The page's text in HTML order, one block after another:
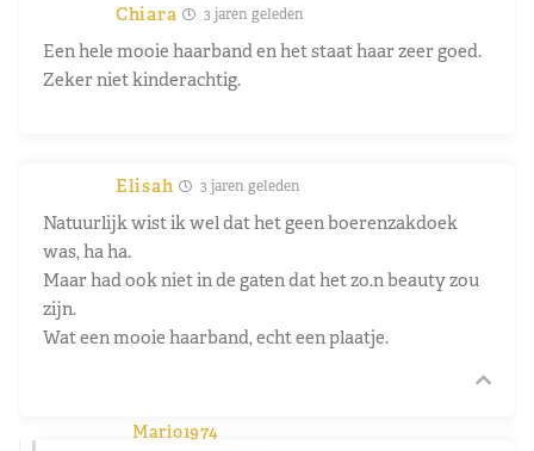
Chiara 3 jaren geleden
Een hele mooie haarband en het staat haar zeer goed.
Zeker niet kinderachtig.
Elisah 3 jaren geleden
Natuurlijk wist ik wel dat het geen boerenzakdoek
was, ha ha.
Maar had ook niet in de gaten dat het zo.n beauty zou
zijn.
Wat een mooie haarband, echt een plaatje.
Mario1974